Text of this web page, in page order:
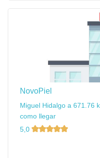
NovoPiel
Miguel Hidalgo a 671.76
como llegar
5,0